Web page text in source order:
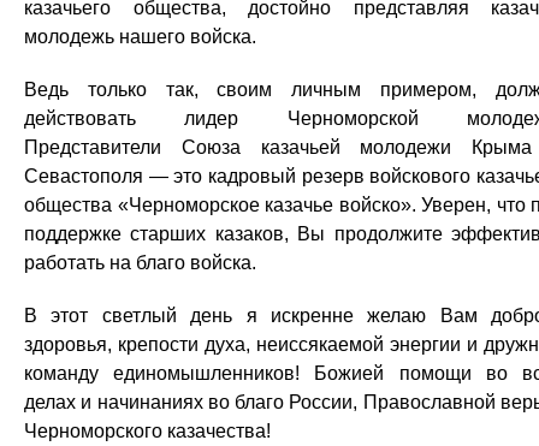
казачьего общества, достойно представляя
молодежь нашего войска.
Ведь только так, своим личным примером,
действовать лидер Черноморской
Представители Союза казачьей молодежи
Севастополя — это кадровый резерв войскового
общества «Черноморское казачье войско». Уверен, что
поддержке старших казаков, Вы продолжите
работать на благо войска.
В этот светлый день я искренне желаю Вам
здоровья, крепости духа, неиссякаемой энергии и
команду единомышленников! Божией помощи во
делах и начинаниях во благо России, Православной
Черноморского казачества!